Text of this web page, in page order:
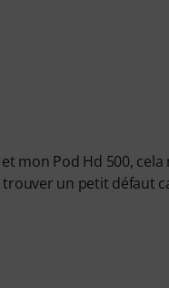
mon Pod Hd 500,
trouver un petit défaut